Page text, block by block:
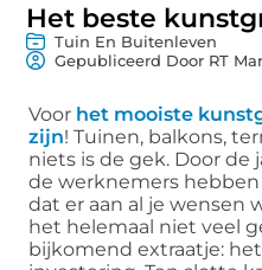
Het beste
Tuin En Buitenleven
Gepubliceerd Door RT
Voor het mooiste
zijn! Tuinen, balkons,
niets is de gek. Door de
de werknemers hebben
dat er aan al je wensen
het helemaal niet veel
bijkomend extraatje: